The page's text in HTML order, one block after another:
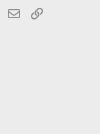
WhatsApp
E-posta